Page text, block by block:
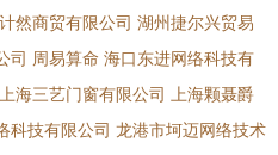
然商贸有限公司 湖州捷尔兴贸易
司 周易算命 海口东进网络科技有
上海三艺门窗有限公司
上海颗聂爵
科技有限公司 龙港市坷迈网络技术